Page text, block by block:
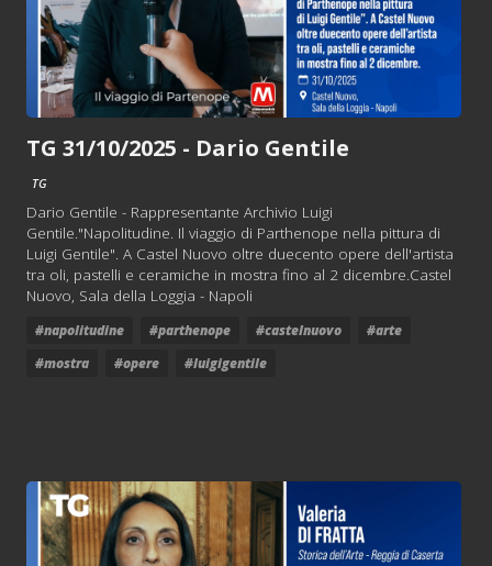
TG 31/10/2025 - Dario Gentile
TG
Dario Gentile - Rappresentante Archivio Luigi
Gentile."Napolitudine. Il viaggio di Parthenope nella pittura di
Luigi Gentile". A Castel Nuovo oltre duecento opere dell'artista
tra oli, pastelli e ceramiche in mostra fino al 2 dicembre.Castel
Nuovo, Sala della Loggia - Napoli
#napolitudine #parthenope #castelnuovo
#arte
#mostra
#opere #luigigentile